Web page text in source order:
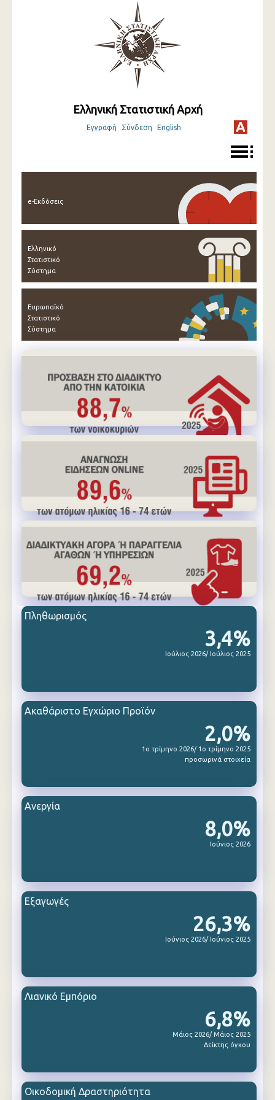
Ελληνική Στατιστική Αρχή
Εγγραφή Σύνδεση English
e-Εκδόσεις
Ελληνικό
Στατιστικό
Σύστημα
Ευρωπαϊκό
Στατιστικό
Σύστημα
3,4%
Ιούλιος 2026/ Ιούλιος 2025
Πληθωρισμός
2,0%
1ο τρίμηνο 2026/ 1ο τρίμηνο 2025
προσωρινά στοιχεία
Ακαθάριστο Εγχώριο Προϊόν
8,0%
Ιούνιος 2026
Ανεργία
26,3%
Ιούνιος 2026/ Ιούνιος 2025
Εξαγωγές
6,8%
Μάιος 2026/ Μάιος 2025
Δείκτης όγκου
Λιανικό Εμπόριο
Οικοδομική Δραστηριότητα